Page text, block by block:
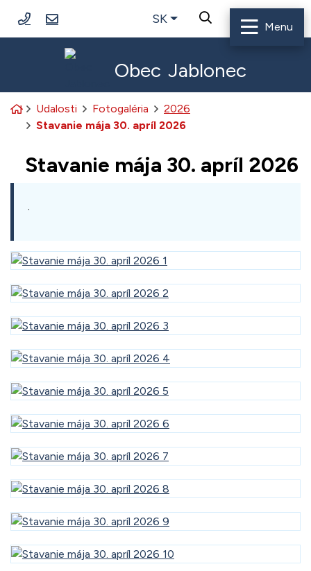
033/6488113jablonec@jablonec.sk
SKSlovensky
Hľadať
Obec Jablonec
Menu
Úvodná stránka
Udalosti Fotogaléria
2026
Stavanie mája 30. apríl 2026
Stavanie mája 30. apríl 2026
.